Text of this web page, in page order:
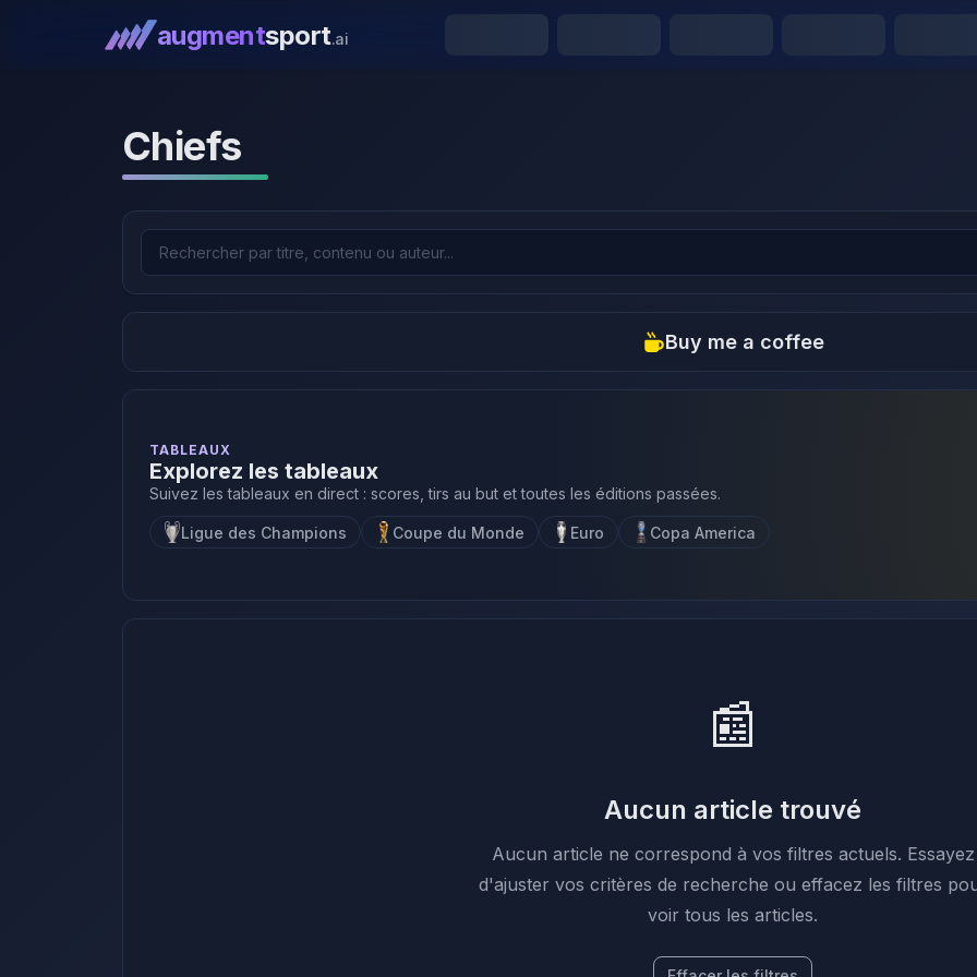
augmentsport.ai
Chiefs
Buy me a coffee
TABLEAUX
Explorez les tableaux
Suivez les tableaux en direct : scores, tirs au but et toutes les éditions passées.
Ligue des Champions Coupe du Monde Euro Copa America
📰
Aucun article trouvé
Aucun article ne correspond à vos filtres actuels. Essayez
d'ajuster vos critères de recherche ou effacez les filtres
voir tous les articles.